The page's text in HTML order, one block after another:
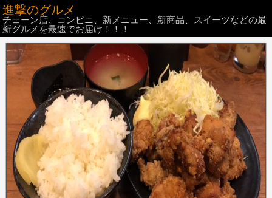
進撃のグルメ
チェーン店、コンビニ、新メニュー、新商品、スイーツなどの最
新グルメを最速でお届け！！！